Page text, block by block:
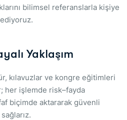
bilimsel referanslarla kişiye
Yaklaşım
kılavuzlar ve kongre eğitimleri
her işlemde risk–fayda
biçimde aktararak güvenli